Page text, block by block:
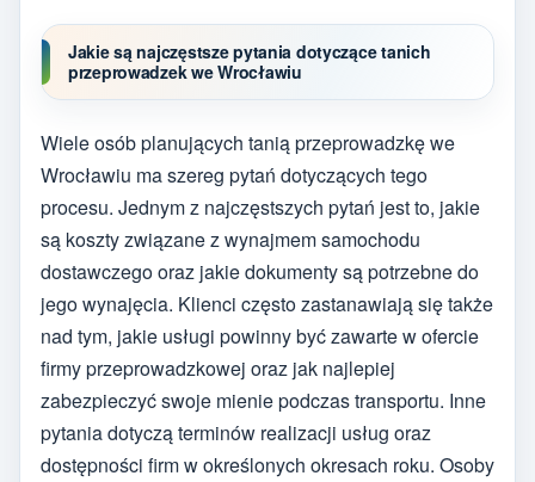
Jakie są najczęstsze pytania dotyczące tanich
przeprowadzek we Wrocławiu
Wiele osób planujących tanią przeprowadzkę we
Wrocławiu ma szereg pytań dotyczących tego
procesu. Jednym z najczęstszych pytań jest to, jakie
są koszty związane z wynajmem samochodu
dostawczego oraz jakie dokumenty są potrzebne do
jego wynajęcia. Klienci często zastanawiają się także
nad tym, jakie usługi powinny być zawarte w ofercie
firmy przeprowadzkowej oraz jak najlepiej
zabezpieczyć swoje mienie podczas transportu. Inne
pytania dotyczą terminów realizacji usług oraz
dostępności firm w określonych okresach roku. Osoby